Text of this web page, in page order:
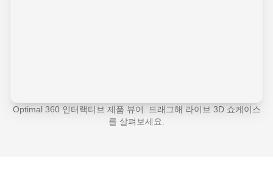
Optimal 360 인터랙티브 제품 뷰어. 드래그해 라이브 3D 쇼케이스
를 살펴보세요.